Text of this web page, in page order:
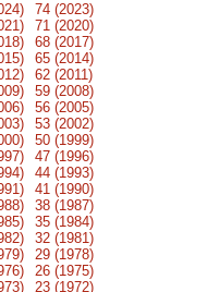
74 (2023)
71 (2020)
68 (2017)
65 (2014)
62 (2011)
59 (2008)
56 (2005)
53 (2002)
50 (1999)
47 (1996)
44 (1993)
41 (1990)
38 (1987)
35 (1984)
32 (1981)
29 (1978)
26 (1975)
23 (1972)